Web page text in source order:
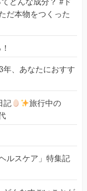
だ本物をつくった
、あなたにおすす
記
旅行中の
スケア」特集記